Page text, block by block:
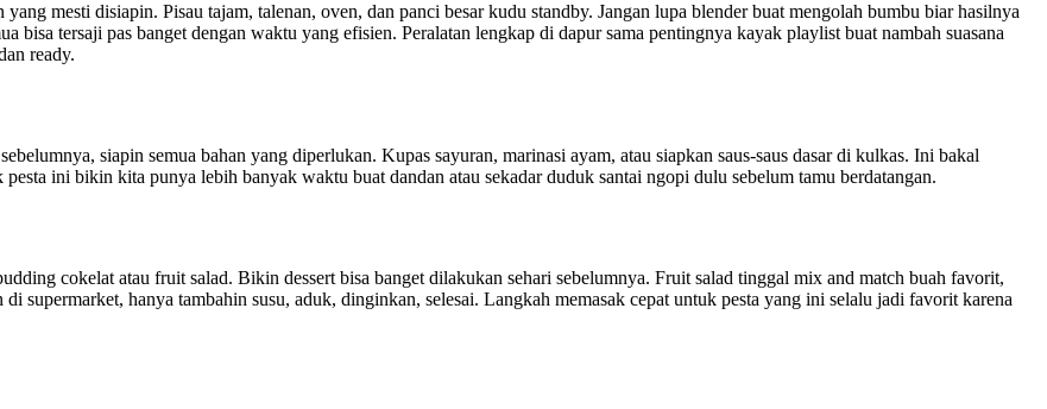
mesti disiapin. Pisau tajam, talenan, oven, dan panci besar kudu standby. Jangan lupa blender buat mengolah bumbu biar hasilnya
bisa tersaji pas banget dengan waktu yang efisien. Peralatan lengkap di dapur sama pentingnya kayak playlist buat nambah suasana
ready.
siapin semua bahan yang diperlukan. Kupas sayuran, marinasi ayam, atau siapkan saus-saus dasar di kulkas. Ini bakal
ini bikin kita punya lebih banyak waktu buat dandan atau sekadar duduk santai ngopi dulu sebelum tamu berdatangan.
cokelat atau fruit salad. Bikin dessert bisa banget dilakukan sehari sebelumnya. Fruit salad tinggal mix and match buah favorit,
supermarket, hanya tambahin susu, aduk, dinginkan, selesai. Langkah memasak cepat untuk pesta yang ini selalu jadi favorit karena